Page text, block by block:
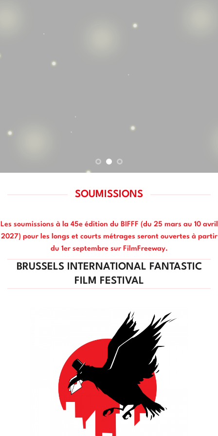
SOUMISSIONS
Les soumissions à la 45e édition du BIFFF (du 25 mars au 10 avril
2027) pour les longs et courts métrages seront ouvertes à partir
du 1er septembre sur FilmFreeway.
BRUSSELS INTERNATIONAL FANTASTIC
FILM FESTIVAL